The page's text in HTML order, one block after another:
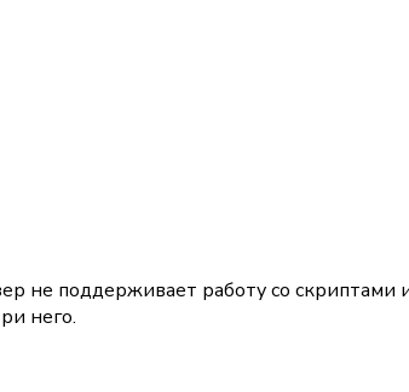
не поддерживает работу со
него.